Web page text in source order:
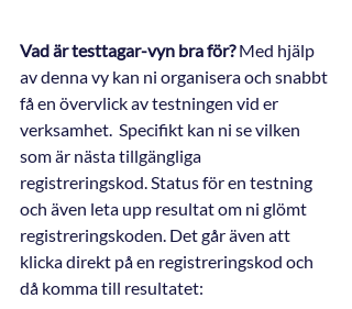
Vad är testtagar-vyn bra för? Med hjälp
av denna vy kan ni organisera och snabbt
få en övervlick av testningen vid er
verksamhet.  Specifikt kan ni se vilken
som är nästa tillgängliga
registreringskod. Status för en testning
och även leta upp resultat om ni glömt
registreringskoden. Det går även att
klicka direkt på en registreringskod och
då komma till resultatet: